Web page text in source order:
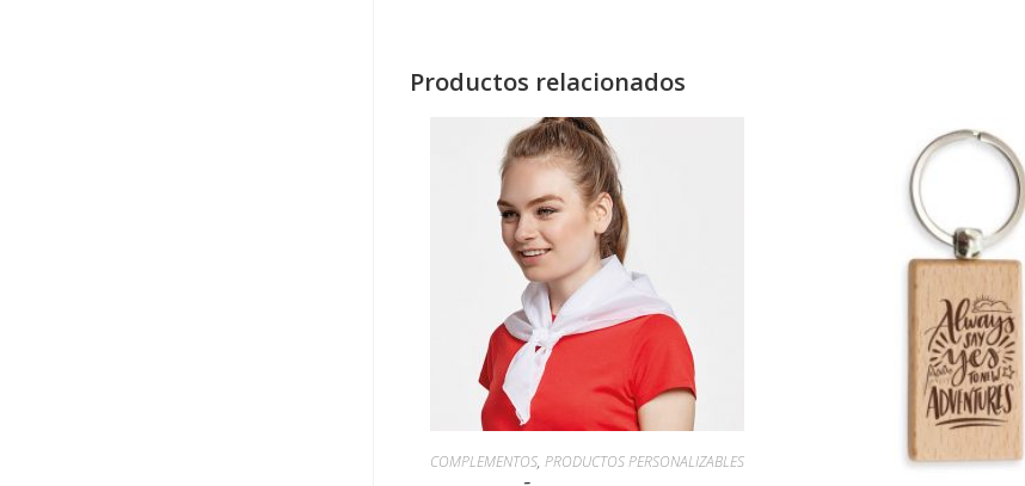
Productos relacionados
COMPLEMENTOS, PRODUCTOS PERSONALIZABLES